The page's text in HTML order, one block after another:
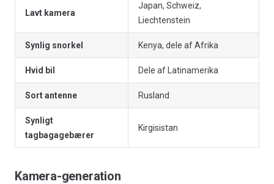
Lavt kamera
Japan, Schweiz,
Liechtenstein
Synlig snorkel Kenya, dele af Afrika
Hvid bil Dele af Latinamerika
Sort antenne Rusland
Synligt
tagbagagebærer
Kirgisistan
Kamera-generation